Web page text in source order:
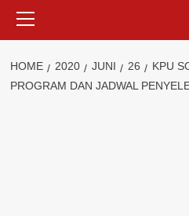
Menu
HOME 2020 JUNI 26
KPU
PROGRAM DAN JADWAL